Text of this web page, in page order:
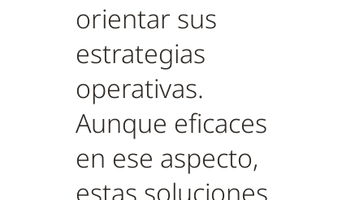
orientar sus
estrategias
operativas.
Aunque eficaces
en ese aspecto,
estas soluciones